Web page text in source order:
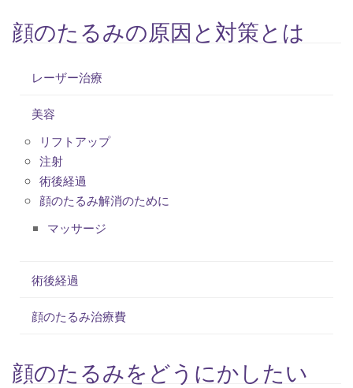
顔のたるみの原因と対策とは
レーザー治療
美容
リフトアップ
注射
術後経過
顔のたるみ解消のために
マッサージ
術後経過
顔のたるみ治療費
顔のたるみをどうにかしたい